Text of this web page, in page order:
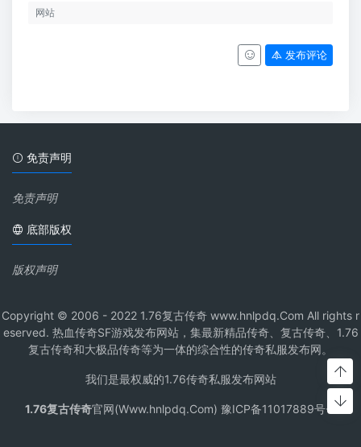
发布评论
免责声明
免责声明
底部版权
版权声明
Copyright © 2006 - 2022 1.76复古传奇 www.hnlpdq.Com All rights r
eserved. 热血传奇SF游戏发布网站，集最新精品传奇、复古传奇、1.76
复古传奇和大极品传奇等为一体的综合性的传奇私服发布网。
我们是最权威的1.76传奇私服发布网站
1.76复古传奇官网(Www.hnlpdq.Com) 豫ICP备11017889号-1